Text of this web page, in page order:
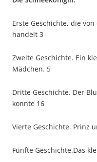
Erste Geschichte, die
handelt 3
Zweite Geschichte. Ein
Mädchen. 5
Dritte Geschichte. Der
konnte 16
Vierte Geschichte. Prinz
Fünfte Geschichte.Das